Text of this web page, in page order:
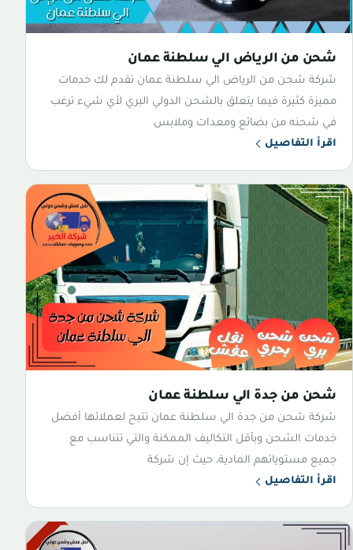
شحن من الرياض الي سلطنة عمان
شركة شحن من الرياض الي سلطنة عمان تقدم لك خدمات
مميزة كثيرة فيما يتعلق بالشحن الدولي البري لأي شيء ترغب
في شحنه من بضائع ومعدات وملابس
اقرأ التفاصيل
شحن من جدة الي سلطنة عمان
شركة شحن من جدة الي سلطنة عمان تتيح لعملائها أفضل
خدمات الشحن وبأقل التكاليف الممكنة والتي تتناسب مع
جميع مستوياتهم المادية، حيث إن شركة
اقرأ التفاصيل